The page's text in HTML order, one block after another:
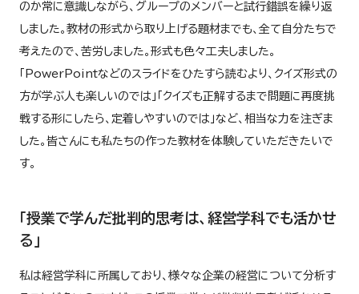
のか常に意識しながら、グループのメンバーと試行錯誤を繰り返
しました。教材の形式から取り上げる題材までも、全て自分たちで
考えたので、苦労しました。形式も色々工夫しました。
「PowerPointなどのスライドをひたすら読むより、クイズ形式の
方が学ぶ人も楽しいのでは」「クイズも正解するまで問題に再度挑
戦する形にしたら、定着しやすいのでは」など、相当な力を注ぎま
した。皆さんにも私たちの作った教材を体験していただきたいで
す。
「授業で学んだ批判的思考は、経営学科でも活かせ
る」
私は経営学科に所属しており、様々な企業の経営について分析す